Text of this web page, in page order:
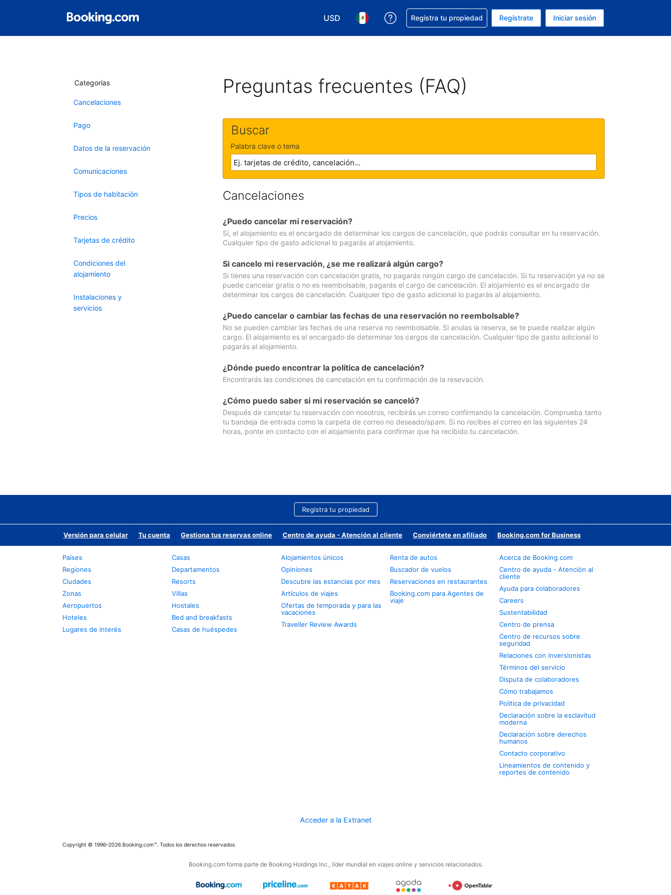
USD
Elegir tu moneda. Tu moneda actual es Dólar de EEUU
Elegir el idioma que prefieres. Tu idioma actual es Español (México)
Obtener ayuda con la reservación
Registra tu propiedad Regístrate Iniciar sesión
Categorías
Cancelaciones
Pago
Datos de la reservación
Comunicaciones
Tipos de habitación
Precios
Tarjetas de crédito
Condiciones del
alojamiento
Instalaciones y
servicios
Preguntas frecuentes (FAQ)
Buscar
Palabra clave o tema
Cancelaciones
¿Puedo cancelar mi reservación?
Sí, el alojamiento es el encargado de determinar los cargos de cancelación, que podrás consultar en tu reservación.
Cualquier tipo de gasto adicional lo pagarás al alojamiento.
Si cancelo mi reservación, ¿se me realizará algún cargo?
Si tienes una reservación con cancelación gratis, no pagarás ningún cargo de cancelación. Si tu reservación ya no se
puede cancelar gratis o no es reembolsable, pagarás el cargo de cancelación. El alojamiento es el encargado de
determinar los cargos de cancelación. Cualquier tipo de gasto adicional lo pagarás al alojamiento.
¿Puedo cancelar o cambiar las fechas de una reservación no reembolsable?
No se pueden cambiar las fechas de una reserva no reembolsable. Si anulas la reserva, se te puede realizar algún
cargo. El alojamiento es el encargado de determinar los cargos de cancelación. Cualquier tipo de gasto adicional lo
pagarás al alojamiento.
¿Dónde puedo encontrar la política de cancelación?
Encontrarás las condiciones de cancelación en tu confirmación de la resevación.
¿Cómo puedo saber si mi reservación se canceló?
Después de cancelar tu reservación con nosotros, recibirás un correo confirmando la cancelación. Comprueba tanto
tu bandeja de entrada como la carpeta de correo no deseado/spam. Si no recibes el correo en las siguientes 24
horas, ponte en contacto con el alojamiento para confirmar que ha recibido tu cancelación.
Registra tu propiedad
Versión para celular Tu cuenta Gestiona tus reservas online Centro de ayuda - Atención al cliente Conviértete en afiliado Booking.com for Business
Países
Regiones
Ciudades
Zonas
Aeropuertos
Hoteles
Lugares de interés
Casas
Departamentos
Resorts
Villas
Hostales
Bed and breakfasts
Casas de huéspedes
Alojamientos únicos
Opiniones
Descubre las estancias por mes
Artículos de viajes
Ofertas de temporada y para las
vacaciones
Traveller Review Awards
Renta de autos
Buscador de vuelos
Reservaciones en restaurantes
Booking.com para Agentes de
viaje
Acerca de Booking.com
Centro de ayuda - Atención al
cliente
Ayuda para colaboradores
Careers
Sustentabilidad
Centro de prensa
Centro de recursos sobre
seguridad
Relaciones con inversionistas
Términos del servicio
Disputa de colaboradores
Cómo trabajamos
Política de privacidad
Declaración sobre la esclavitud
moderna
Declaración sobre derechos
humanos
Contacto corporativo
Lineamientos de contenido y
reportes de contenido
Acceder a la Extranet
Copyright © 1996–2026 Booking.com™. Todos los derechos reservados.
Booking.com forma parte de Booking Holdings Inc., líder mundial en viajes online y servicios relacionados.